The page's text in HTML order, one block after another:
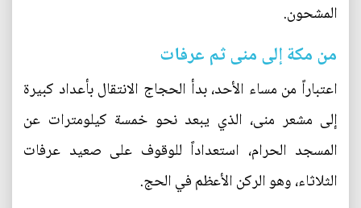
المشحون.
من مكة إلى منى ثم عرفات
اعتباراً من مساء الأحد، بدأ الحجاج الانتقال بأعداد كبيرة
إلى مشعر منى، الذي يبعد نحو خمسة كيلومترات عن
المسجد الحرام، استعداداً للوقوف على صعيد عرفات
الثلاثاء، وهو الركن الأعظم في الحج.